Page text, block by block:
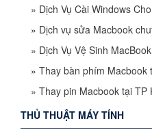
» Dịch Vụ Cài Windows
» Dịch vụ sửa Macbook
» Dịch Vụ Vệ Sinh
» Thay bàn phím Macbook
» Thay pin Macbook tại TP
THỦ THUẬT MÁY TÍNH